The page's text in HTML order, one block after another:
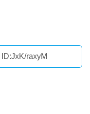
ID:JxK/raxyM